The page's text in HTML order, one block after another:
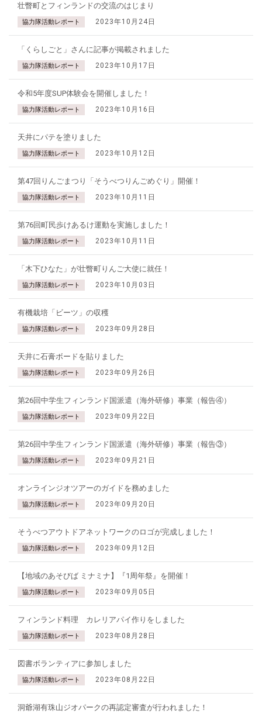
壮瞥町とフィンランドの交流のはじまり
協力隊活動レポート 2023年10月24日
「くらしごと」さんに記事が掲載されました
協力隊活動レポート 2023年10月17日
令和5年度SUP体験会を開催しました！
協力隊活動レポート 2023年10月16日
天井にパテを塗りました
協力隊活動レポート 2023年10月12日
第47回りんごまつり「そうべつりんごめぐり」開催！
協力隊活動レポート 2023年10月11日
第76回町民歩けあるけ運動を実施しました！
協力隊活動レポート 2023年10月11日
「木下ひなた」が壮瞥町りんご大使に就任！
協力隊活動レポート 2023年10月03日
有機栽培「ビーツ」の収穫
協力隊活動レポート 2023年09月28日
天井に石膏ボードを貼りました
協力隊活動レポート 2023年09月26日
第26回中学生フィンランド国派遣（海外研修）事業（報告④）
協力隊活動レポート 2023年09月22日
第26回中学生フィンランド国派遣（海外研修）事業（報告③）
協力隊活動レポート 2023年09月21日
オンラインジオツアーのガイドを務めました
協力隊活動レポート 2023年09月20日
そうべつアウトドアネットワークのロゴが完成しました！
協力隊活動レポート 2023年09月12日
【地域のあそびば ミナミナ】『1周年祭』を開催！
協力隊活動レポート 2023年09月05日
フィンランド料理 カレリアパイ作りをしました
協力隊活動レポート 2023年08月28日
図書ボランティアに参加しました
協力隊活動レポート 2023年08月22日
洞爺湖有珠山ジオパークの再認定審査が行われました！